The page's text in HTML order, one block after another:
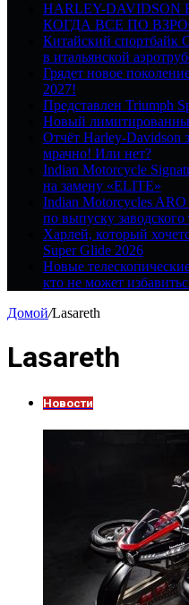
HARLEY-DAVIDSON
КОГДА ВСЕ ПО
Китайский спортбайк
в итальянской
Грядет новое
2027!
Представлен Triumph
Новый
Отчёт Harley-Davidson
мрачно! Или нет?
Indian Motorcycle
на замену «ELITE»
Indian Motorcycles
по выпуску
Харлей, который
Super Glide 2026
Новые
кто не может
Домой/Lasareth
Lasareth
Новости